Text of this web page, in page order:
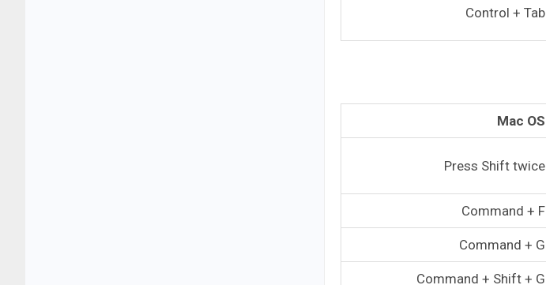
Control + Tab
Mac OS
Press Shift twice
Command + F
Command + G
Command + Shift + G